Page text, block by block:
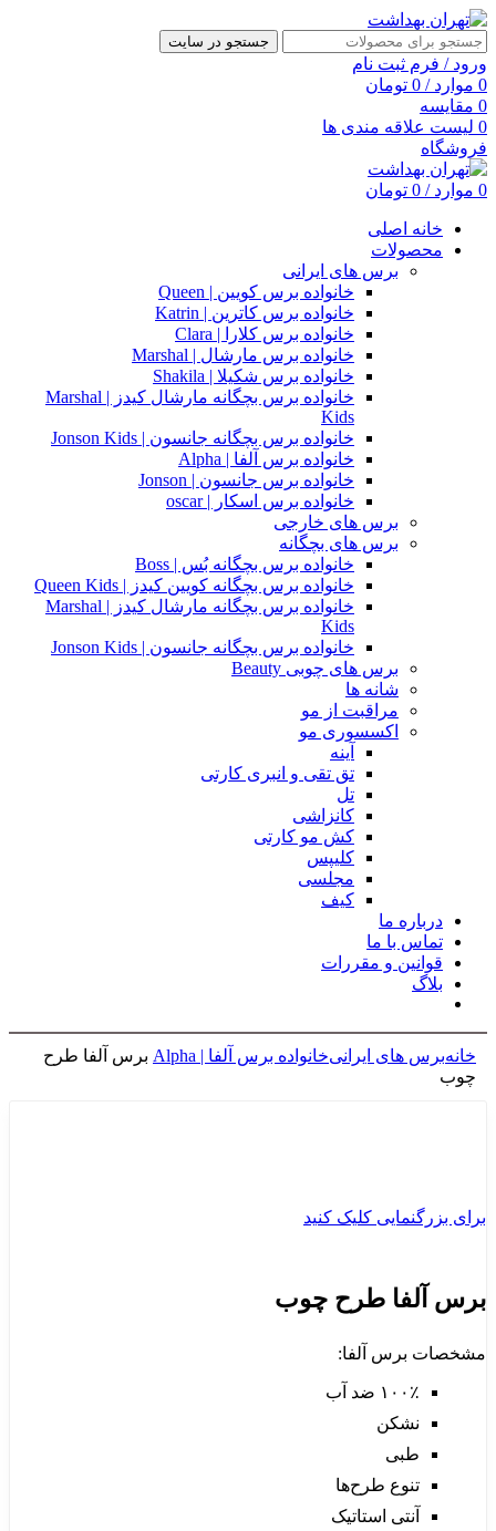
جستجو در سایت
ورود / فرم ثبت نام
0 موارد /
0 تومان
0 مقایسه
0 لیست علاقه مندی ها
فروشگاه
0 موارد /
0 تومان
خانه اصلی
محصولات
برس های ایرانی
خانواده برس کویین | Queen
خانواده برس کاترین | Katrin
خانواده برس کلارا | Clara
خانواده برس مارشال | Marshal
خانواده برس شکیلا | Shakila
خانواده برس بچگانه مارشال کیدز | Marshal
Kids
خانواده برس بچگانه جانسون | Jonson Kids
خانواده برس آلفا | Alpha
خانواده برس جانسون | Jonson
خانواده برس اسکار | oscar
برس های خارجی
برس های بچگانه
خانواده برس بچگانه بُس | Boss
خانواده برس بچگانه کویین کیدز | Queen Kids
خانواده برس بچگانه مارشال کیدز | Marshal
Kids
خانواده برس بچگانه جانسون | Jonson Kids
برس های چوبی Beauty
شانه ها
مراقبت از مو
اکسسوری مو
آینه
تق تقی و انبری کارتی
تل
کانزاشی
کش مو کارتی
کلیپس
مجلسی
کیف
درباره ما
تماس با ما
قوانین و مقررات
بلاگ
خانهبرس های ایرانیخانواده برس آلفا | Alpha
برس آلفا طرح
چوب
برای بزرگنمایی کلیک کنید
برس آلفا طرح چوب
مشخصات برس آلفا:
۱۰۰٪ ضد آب
نشکن
طبی
تنوع طرح‌ها
آنتی استاتیک